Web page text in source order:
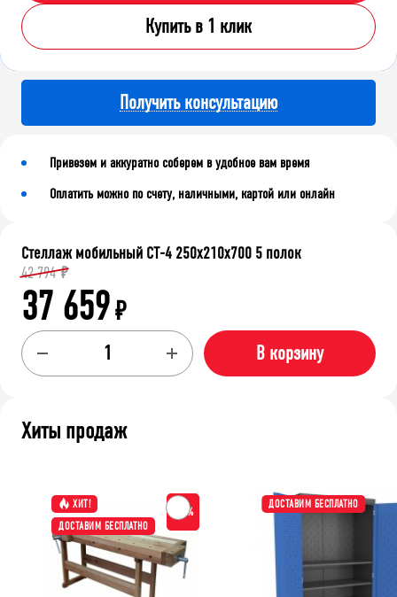
Купить в 1 клик
Получить консультацию
Привезем и аккуратно соберем в удобное вам время
Оплатить можно по счету, наличными, картой или онлайн
Стеллаж мобильный СТ-4 250x210x700 5 полок
42 794 ₽
37 659₽
В корзину
Хиты продаж
ХИТ!
ДОСТАВИМ БЕСПЛАТНО
-15%
ДОСТАВИМ БЕСПЛАТНО